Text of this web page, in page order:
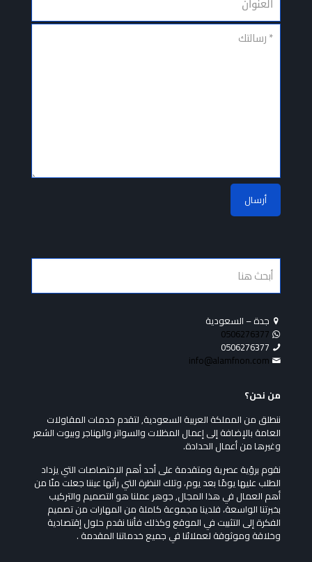
جدة – السعودية
0506276377
0506276377
info@alamfnon.com
من نحن؟
ننطلق من المملكة العربية السعودية, لتقدم خدمات المقاولات
العامة بالإضافة إلى إعمال المظلات والسواتر والهناجر وبيوت الشعر
وغيرها من أعمال الحدادة.
نقوم برؤية عصرية ومتقدمة على أحد أهم الاختصاصات التي يزداد
الطلب عليها يومًا بعد يوم، وتلك النظرة التي رأتها عيننا جعلت منّا من
أهم العمال في هذا المجال, جوهر عملنا هو التصميم والتركيب
بخبرتنا الواسعة، فلدينا مجموعة كاملة من المهارات من تصميم
الفكرة إلى التثبيت في الموقع وكذلك فأننا نقدم حلول إقتصادية
وخلاقة وموثوقة لعملائنا في جميع خدماتنا المقدمة .